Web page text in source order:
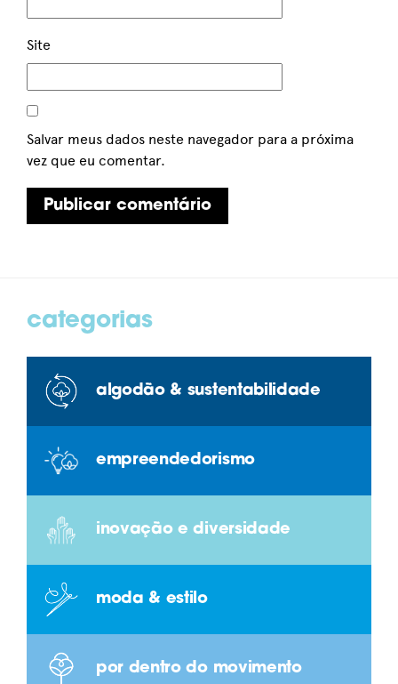
Site
Salvar meus dados neste navegador para a próxima
vez que eu comentar.
categorias
algodão & sustentabilidade
empreendedorismo
inovação e diversidade
moda & estilo
por dentro do movimento